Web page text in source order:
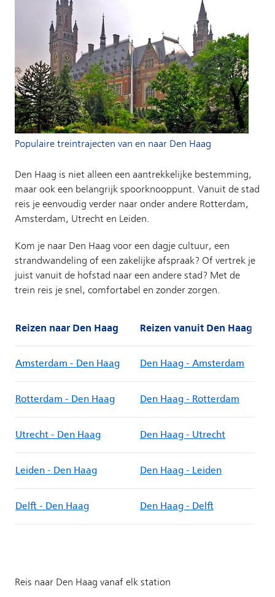
Populaire treintrajecten van en naar Den Haag